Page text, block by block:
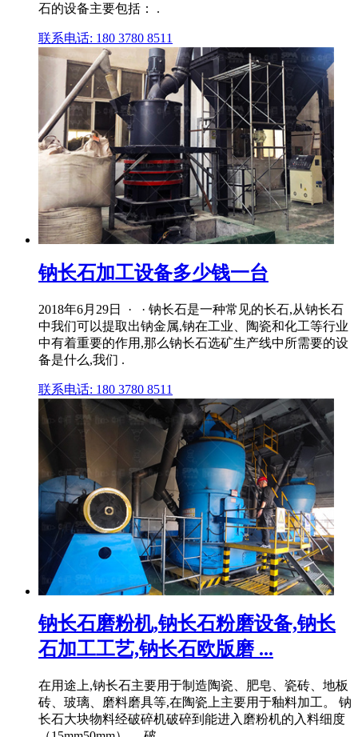
石的设备主要包括： .
联系电话: 180 3780 8511
钠长石加工设备多少钱一台
2018年6月29日 · · 钠长石是一种常见的长石,从钠长石
中我们可以提取出钠金属,钠在工业、陶瓷和化工等行业
中有着重要的作用,那么钠长石选矿生产线中所需要的设
备是什么,我们 .
联系电话: 180 3780 8511
钠长石磨粉机,钠长石粉磨设备,钠长
石加工工艺,钠长石欧版磨 ...
在用途上,钠长石主要用于制造陶瓷、肥皂、瓷砖、地板
砖、玻璃、磨料磨具等,在陶瓷上主要用于釉料加工。 钠
长石大块物料经破碎机破碎到能进入磨粉机的入料细度